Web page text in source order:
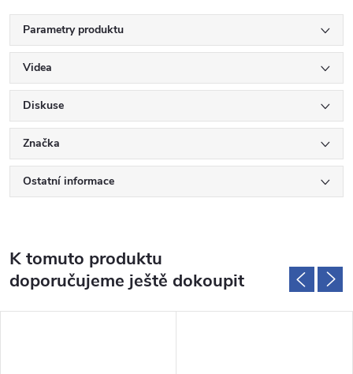
Parametry produktu
Videa
Diskuse
Značka
Ostatní informace
K tomuto produktu
doporučujeme ještě dokoupit